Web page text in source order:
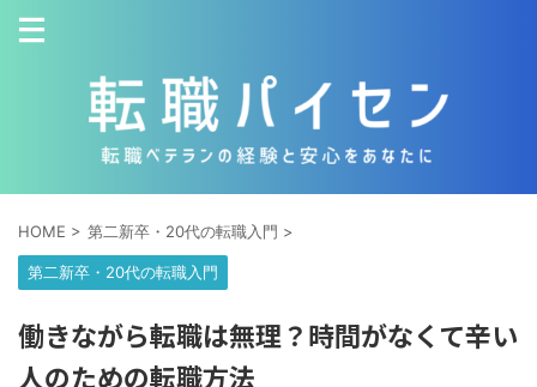
HOME > 第二新卒・20代の転職入門 >
第二新卒・20代の転職入門
働きながら転職は無理？時間がなくて辛い
人のための転職方法